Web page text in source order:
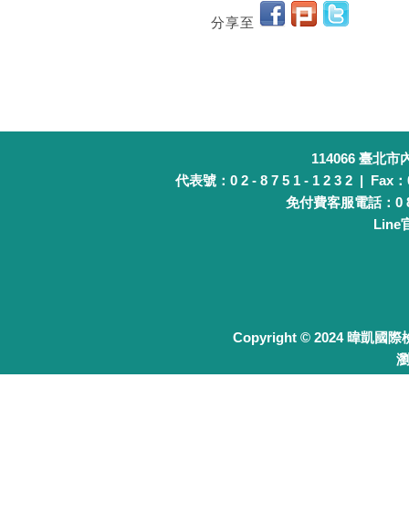
分享至
114066 臺北市
代表號：0 2 - 8 7 5 1 - 1 2 3 2 | Fax
免付費客服電話：0
Line
Copyright © 2024 暐凱國際